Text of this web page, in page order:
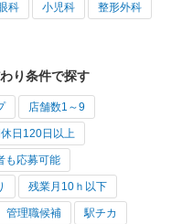
科 小児科 整形外科
り条件で探す
店舗数1～9
日120日以上
も応募可能
残業月10ｈ以下
管理職候補 駅チカ